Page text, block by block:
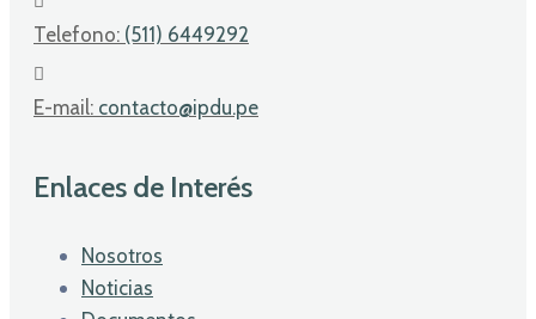
Telefono: (511) 6449292
E-mail: contacto@ipdu.pe
Enlaces de Interés
Nosotros
Noticias